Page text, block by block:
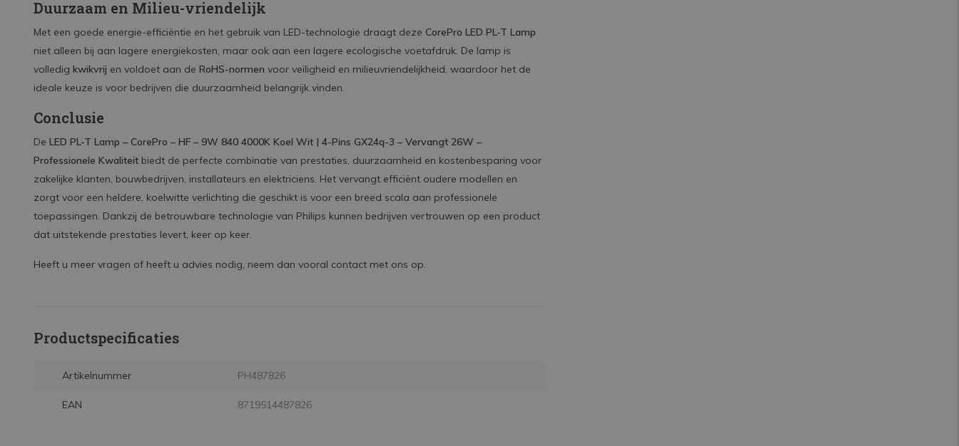
Duurzaam en Milieu-vriendelijk
Met een goede energie-efficiëntie en het gebruik van LED-technologie draagt deze CorePro LED PL-T Lamp
niet alleen bij aan lagere energiekosten, maar ook aan een lagere ecologische voetafdruk. De lamp is
volledig kwikvrij en voldoet aan de RoHS-normen voor veiligheid en milieuvriendelijkheid, waardoor het de
ideale keuze is voor bedrijven die duurzaamheid belangrijk vinden.
Conclusie
De LED PL-T Lamp – CorePro – HF – 9W 840 4000K Koel Wit | 4-Pins GX24q-3 – Vervangt 26W –
Professionele Kwaliteit biedt de perfecte combinatie van prestaties, duurzaamheid en kostenbesparing voor
zakelijke klanten, bouwbedrijven, installateurs en elektriciens. Het vervangt efficiënt oudere modellen en
zorgt voor een heldere, koelwitte verlichting die geschikt is voor een breed scala aan professionele
toepassingen. Dankzij de betrouwbare technologie van Philips kunnen bedrijven vertrouwen op een product
dat uitstekende prestaties levert, keer op keer.
Heeft u meer vragen of heeft u advies nodig, neem dan vooral contact met ons op.
Productspecificaties
Artikelnummer PH487826
EAN 8719514487826